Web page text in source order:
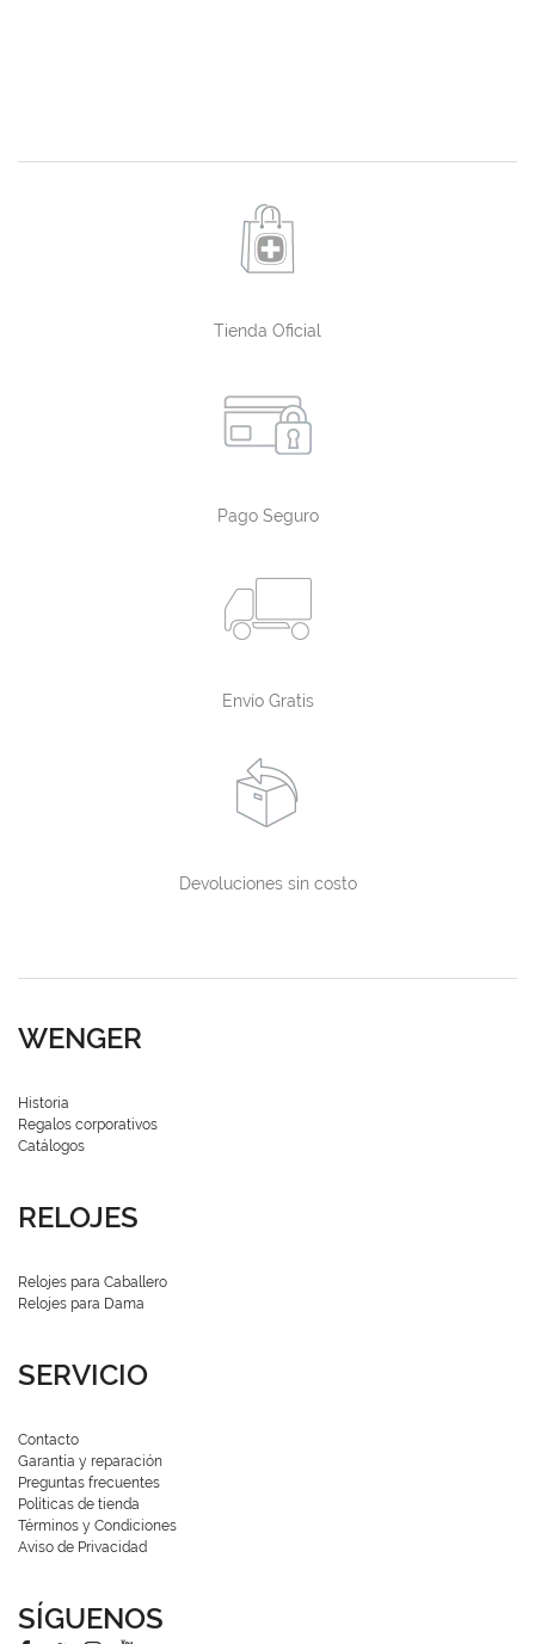
Tienda Oficial
Pago Seguro
Envío Gratis
Devoluciones sin costo
WENGER
Historia
Regalos corporativos
Catálogos
RELOJES
Relojes para Caballero
Relojes para Dama
SERVICIO
Contacto
Garantía y reparación
Preguntas frecuentes
Políticas de tienda
Términos y Condiciones
Aviso de Privacidad
SÍGUENOS